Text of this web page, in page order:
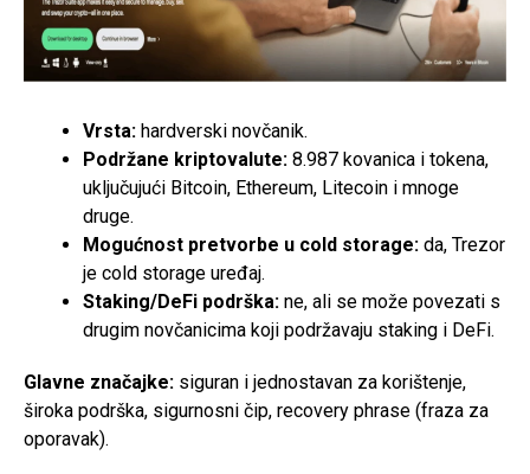
Vrsta: hardverski novčanik.
Podržane kriptovalute: 8.987 kovanica i tokena,
uključujući Bitcoin, Ethereum, Litecoin i mnoge
druge.
Mogućnost pretvorbe u cold storage: da, Trezor
je cold storage uređaj.
Staking/DeFi podrška: ne, ali se može povezati s
drugim novčanicima koji podržavaju staking i DeFi.
Glavne značajke: siguran i jednostavan za korištenje,
široka podrška, sigurnosni čip, recovery phrase (fraza za
oporavak).